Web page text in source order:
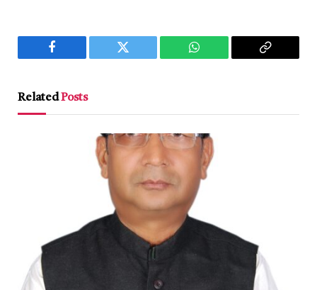
Facebook Twitter WhatsApp
Copy
RelatedPosts